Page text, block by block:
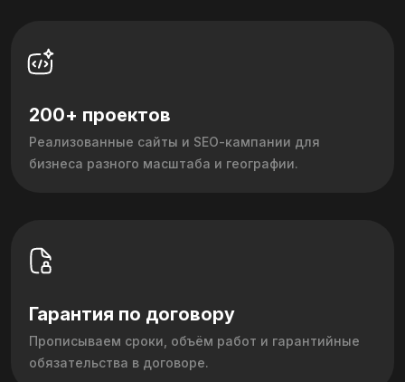
200+ проектов
Реализованные сайты и SEO‑кампании для
бизнеса разного масштаба и географии.
Гарантия по договору
Прописываем сроки, объём работ и гарантийные
обязательства в договоре.